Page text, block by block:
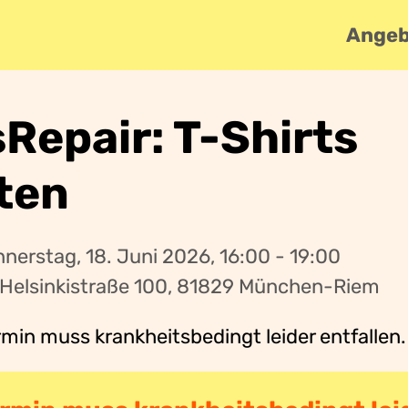
T-Shirts
18. Juni 2026, 16:00 - 19:00
100, 81829 München-Riem
muss krankheitsbedingt leider entfallen.